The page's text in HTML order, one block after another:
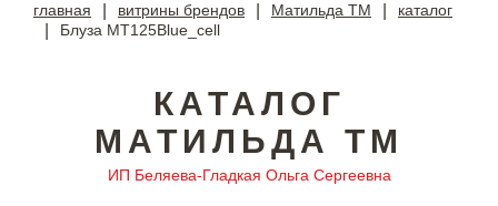
главная витрины брендов Матильда ТМ каталог
Блуза MT125Blue_cell
КАТАЛОГ
МАТИЛЬДА ТМ
ИП Беляева-Гладкая Ольга Сергеевна